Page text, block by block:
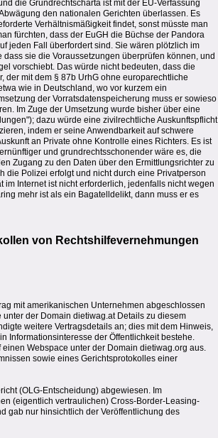
die Grundrechtscharta ist mit der EU-Verfassung
den nationalen Gerichten überlassen. Es
Verhältnismäßigkeit findet, sonst müsste man
fürchten, dass der EuGH die Büchse der Pandora
jeden Fall überfordert sind. Sie wären plötzlich im
sie die Voraussetzungen überprüfen können, und
vorschiebt. Das würde nicht bedeuten, dass die
der mit dem § 87b UrhG ohne europarechtliche
wie in Deutschland, wo vor kurzem ein
der Vorratsdatenspeicherung muss er sowieso
Im Zuge der Umsetzung wurde bisher über eine
dazu würde eine zivilrechtliche Auskunftspflicht
indem er seine Anwendbarkeit auf schwere
an Private ohne Kontrolle eines Richters. Es ist
und grundrechtsschonender wäre es, die
Zugang zu den Daten über den Ermittlungsrichter zu
die Polizei erfolgt und nicht durch eine Privatperson
Internet ist nicht erforderlich, jedenfalls nicht wegen
mehr ist als ein Bagatelldelikt, dann muss er es
von Rechtshilfevernehmungen
mit amerikanischen Unternehmen abgeschlossen
der Domain dietiwag.at Details zu diesem
weitere Vertragsdetails an; dies mit dem Hinweis,
Informationsinteresse der Öffentlichkeit bestehe.
Webspace unter der Domain dietiwag.org aus.
sowie eines Gerichtsprotokolles einer
(OLG-Entscheidung) abgewiesen. Im
(eigentlich vertraulichen) Cross-Border-Leasing-
gab nur hinsichtlich der Veröffentlichung des